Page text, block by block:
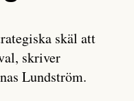
påstår, ”vad som
den bidrar bara till
inte ett enda bevis
skäl att
skriver
Lundström.